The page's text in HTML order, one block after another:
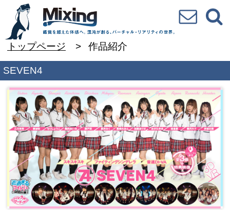
VR専門★バラ
トップページ 作品紹介
SEVEN4
近過ぎるアイドル〜SEVEN4編〜
1 / 1
カテゴリから選ぶ / Category